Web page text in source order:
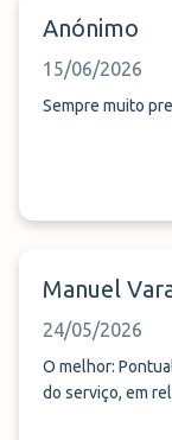
Anónimo
15/06/2026
Manuel
24/05/2026
O melhor: Pontualidade. O pior: O
do serviço, em